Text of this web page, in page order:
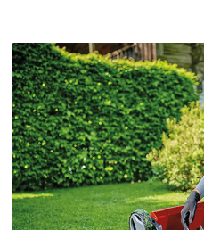
website
owner
needs
to
setup
the
site
with
their
CMP